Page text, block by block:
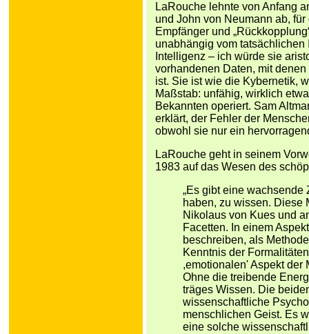
LaRouche lehnte von Anfang
und John von Neumann ab,
Empfänger und
unabhängig vom
Intelligenz – ich würde sie
vorhandenen Daten, mit
ist. Sie ist wie die Kybernetik,
Maßstab: unfähig, wirklich
Bekannten operiert. Sam
erklärt, der Fehler der
obwohl sie nur ein
LaRouche geht in seinem
1983 auf das Wesen des
„Es gibt eine
haben, zu wissen. Diese
Nikolaus von Kues und
Facetten. In einem
beschreiben, als
Kenntnis der
,emotionalen' Aspekt der
Ohne die treibende
träges Wissen. Die
wissenschaftliche
menschlichen Geist. Es
eine solche